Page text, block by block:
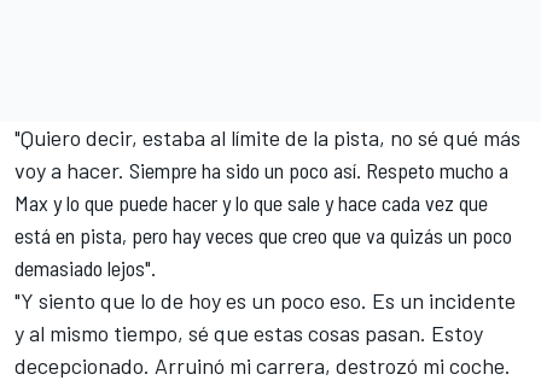
"Quiero decir, estaba al límite de la pista, no sé qué más
voy a hacer. Siempre ha sido un poco así. Respeto mucho a
Max y lo que puede hacer y lo que sale y hace cada vez que
está en pista, pero hay veces que creo que va quizás un poco
demasiado lejos".
"Y siento que lo de hoy es un poco eso. Es un incidente
y al mismo tiempo, sé que estas cosas pasan. Estoy
decepcionado. Arruinó mi carrera, destrozó mi coche.